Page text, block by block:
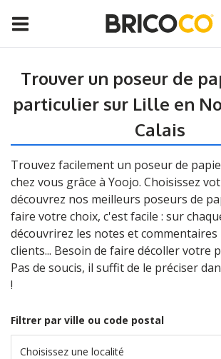
Trouver un poseur de
particulier sur Lille en
Calais
Trouvez facilement un poseur de
chez vous grâce à Yoojo. Choisissez
découvrez nos meilleurs poseurs de
faire votre choix, c'est facile : sur
découvrirez les notes et commentaires
clients... Besoin de faire décoller votre
Pas de soucis, il suffit de le préciser
!
Filtrer par ville ou code postal
Choisissez une localité